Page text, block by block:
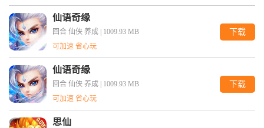
仙语奇缘
回合 仙侠 养成 | 1009.93 MB
可加速 省心玩
下载
仙语奇缘
回合 仙侠 养成 | 1009.93 MB
可加速 省心玩
下载
思仙